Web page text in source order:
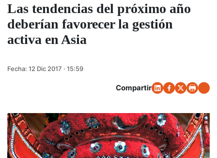
Las tendencias del próximo año
deberían favorecer la gestión
activa en Asia
Fecha: 12 Dic 2017 · 15:59
Compartir